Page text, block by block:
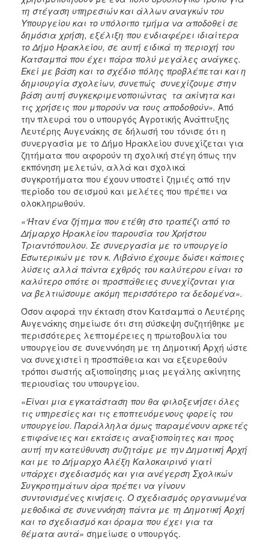
τη στέγαση υπηρεσιών και άλλων αναγκών του
Υπουργείου και το υπόλοιπο τμήμα να αποδοθεί σε
δημόσια χρήση, εξέλιξη που ενδιαφέρει ιδιαίτερα
το Δήμο Ηρακλείου, σε αυτή ειδικά τη περιοχή του
Κατσαμπά που έχει πάρα πολύ μεγάλες ανάγκες.
Εκεί με βάση και το σχέδιο πόλης προβλέπεται και η
δημιουργία σχολείων, συνεπώς συνεχίζουμε στην
βάση αυτή συγκεκριμενοποιώντας τα ακίνητα και
τις χρήσεις που μπορούν να τους αποδοθούν». Από
την πλευρά του ο υπουργός Αγροτικής Ανάπτυξης
Λευτέρης Αυγενάκης σε δήλωσή του τόνισε ότι η
συνεργασία με το Δήμο Ηρακλείου συνεχίζεται για
ζητήματα που αφορούν τη σχολική στέγη όπως την
εκπόνηση μελετών, αλλά και σχολικά
συγκροτήματα που έχουν υποστεί ζημιές από την
περίοδο του σεισμού και μελέτες που πρέπει να
ολοκληρωθούν.
«‘Ήταν ένα ζήτημα που ετέθη στο τραπέζι από το
Δήμαρχο Ηρακλείου παρουσία του Χρήστου
Τριαντόπουλου. Σε συνεργασία με το υπουργείο
Εσωτερικών με τον κ. Λιβάνιο έχουμε δώσει κάποιες
λύσεις αλλά πάντα εχθρός του καλύτερου είναι το
καλύτερο οπότε οι προσπάθειες συνεχίζονται για
να βελτιώσουμε ακόμη περισσότερο τα δεδομένα».
Όσον αφορά την έκταση στον Κατσαμπά ο Λευτέρης
Αυγενάκης σημείωσε ότι στη σύσκεψη συζητήθηκε με
περισσότερες λεπτομέρειες η πρωτοβουλία του
υπουργείου σε συνεννόηση με τη Δημοτική Αρχή ώστε
να συνεχιστεί η προσπάθεια και να εξευρεθούν
τρόποι σωστής αξιοποίησης μιας μεγάλης ακίνητης
περιουσίας του υπουργείου.
«Είναι μια εγκατάσταση που θα φιλοξενήσει όλες
τις υπηρεσίες και τις εποπτευόμενους φορείς του
υπουργείου. Παράλληλα όμως παραμένουν αρκετές
επιφάνειες και εκτάσεις αναξιοποίητες και προς
αυτή την κατεύθυνση συζητάμε με την Δημοτική Αρχή
και με το Δήμαρχο Αλέξη Καλοκαιρινό γιατί
υπάρχει σχεδιασμός και για ανέγερση Σχολικών
Συγκροτημάτων άρα πρέπει να γίνουν
συντονισμένες κινήσεις. Ο σχεδιασμός οργανωμένα
μεθοδικά σε συνεννόηση πάντα με τη Δημοτική Αρχή
και το σχεδιασμό και όραμα που έχει για τα
θέματα αυτά» σημείωσε ο υπουργός.